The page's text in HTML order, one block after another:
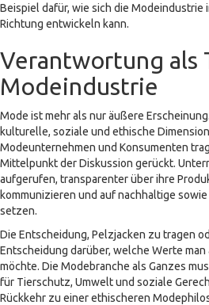
Beispiel dafür, wie sich die
Richtung entwickeln kann.
Verantwortung als
Modeindustrie
Mode ist mehr als nur äußere
kulturelle, soziale und ethische
Modeunternehmen und Konsumenten
Mittelpunkt der Diskussion gerückt.
aufgerufen, transparenter über ihre
kommunizieren und auf nachhaltige
setzen.
Die Entscheidung, Pelzjacken zu tragen
Entscheidung darüber, welche Werte
möchte. Die Modebranche als Ganzes
für Tierschutz, Umwelt und soziale
Rückkehr zu einer ethischeren